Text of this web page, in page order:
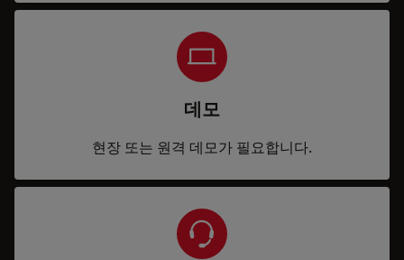
데모
현장 또는 원격 데모가 필요합니다.